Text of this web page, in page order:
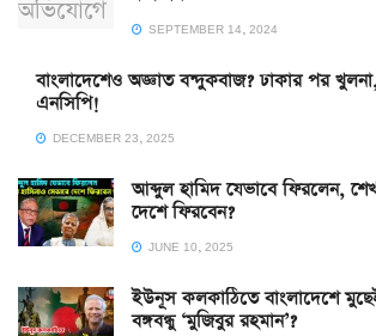
SEPTEMBER 14, 2024
বাংলাদেশেও অজ্ঞাত বন্দুকবাজ? ঢাকার পর
এনসিপি!
DECEMBER 23, 2025
আব্দুল হামিদ যেভাবে ফিরলেন,
দেশে ফিরবেন?
JUNE 10, 2025
ইউনূস কলকাঠিতে বাংলাদেশে
বঙ্গবন্ধু ‘মুজিবুর রহমান’?